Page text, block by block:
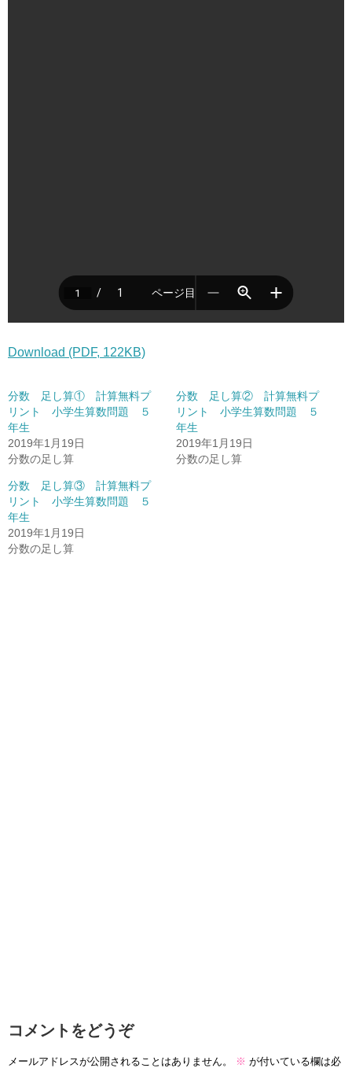
Download (PDF, 122KB)
分数 足し算① 計算無料プ
リント 小学生算数問題 ５
年生
2019年1月19日
分数の足し算
分数 足し算② 計算無料プ
リント 小学生算数問題 ５
年生
2019年1月19日
分数の足し算
分数 足し算③ 計算無料プ
リント 小学生算数問題 ５
年生
2019年1月19日
分数の足し算
コメントをどうぞ
メールアドレスが公開されることはありません。 ※ が付いている欄は必